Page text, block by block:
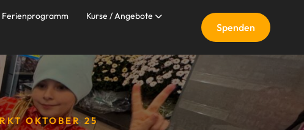
Ferienprogramm Kurse / Angebote
Spenden
OKTOBER 25